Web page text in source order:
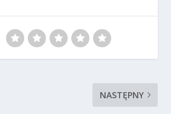
NASTĘPNY